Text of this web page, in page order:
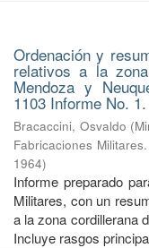
Ordenación y
relativos a la
Mendoza y
1103 Informe No. 1.
Bracaccini, Osvaldo (
Fabricaciones
1964)
Informe preparado
Militares, con un
a la zona cordillerana
Incluye rasgos